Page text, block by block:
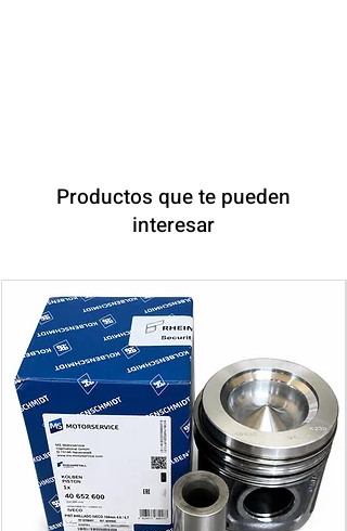
Productos que te pueden
interesar